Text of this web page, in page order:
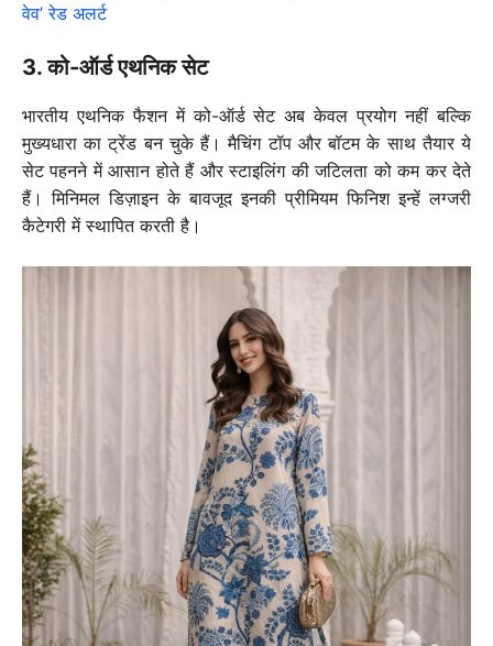
वेव’ रेड अलर्ट
3. को-ऑर्ड एथनिक सेट
भारतीय एथनिक फैशन में को-ऑर्ड सेट अब केवल प्रयोग नहीं बल्कि
मुख्यधारा का ट्रेंड बन चुके हैं। मैचिंग टॉप और बॉटम के साथ तैयार ये
सेट पहनने में आसान होते हैं और स्टाइलिंग की जटिलता को कम कर देते
हैं। मिनिमल डिज़ाइन के बावजूद इनकी प्रीमियम फिनिश इन्हें लग्जरी
कैटेगरी में स्थापित करती है।